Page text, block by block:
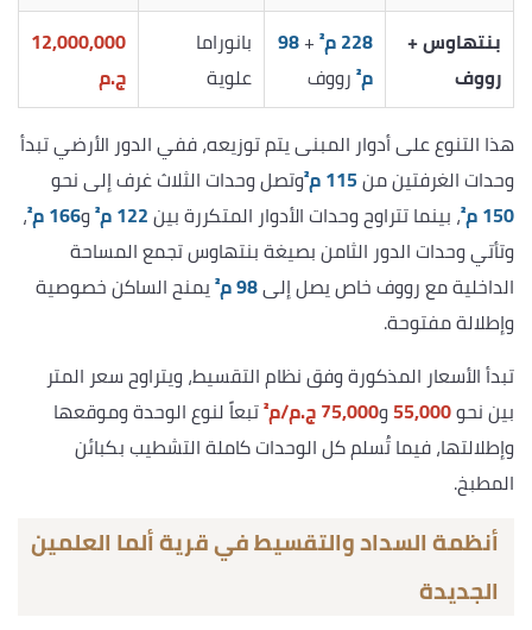
بنتهاوس +
رووف
228 م² +
98
م² رووف
بانوراما
علوية
12,000,000
ج.م
هذا التنوع على أدوار المبنى يتم توزيعه، ففي الدور الأرضي تبدأ
وحدات الغرفتين من115 م²
وتصل وحدات الثلاث غرف إلى نحو
150 م²
، بينما تتراوح وحدات الأدوار المتكررة بين122 م² و166 م²
،
وتأتي وحدات الدور الثامن بصيغة بنتهاوس تجمع المساحة
الداخلية مع رووف خاص يصل إلى98 م²
يمنح الساكن خصوصية
وإطلالة مفتوحة.
تبدأ الأسعار المذكورة وفق نظام التقسيط، ويتراوح سعر المتر
بين نحو55,000 و75,000 ج.م/م²
تبعاً لنوع الوحدة وموقعها
وإطلالتها، فيما تُسلم كل الوحدات كاملة التشطيب بكبائن
المطبخ.
أنظمة السداد والتقسيط في قرية ألما العلمين
الجديدة